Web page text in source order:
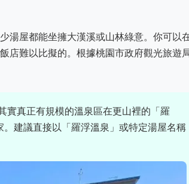
湯屋都能坐擁大漢溪或山林綠意。你可以
店難以比擬的。根據桃園市政府觀光旅遊
實真正有規模的溫泉區在更山裡的「羅
建議直接以「羅浮溫泉」或特定湯屋名稱